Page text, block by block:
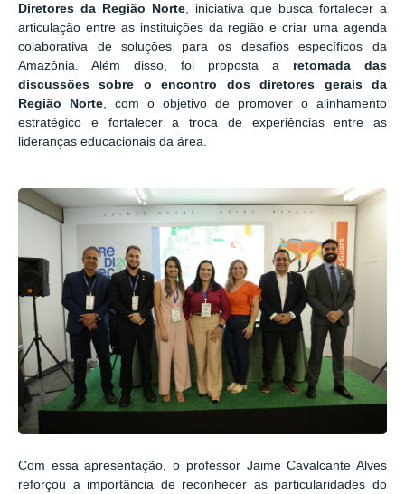
Diretores da Região Norte , iniciativa que busca fortalecer a
articulação entre as instituições da região e criar uma agenda
colaborativa de soluções para os desafios específicos da
Amazônia. Além disso, foi proposta a retomada das
discussões sobre o encontro dos diretores gerais da
Região Norte , com o objetivo de promover o alinhamento
estratégico e fortalecer a troca de experiências entre as
lideranças educacionais da área.
Com essa apresentação, o professor Jaime Cavalcante Alves
reforçou a importância de reconhecer as particularidades do